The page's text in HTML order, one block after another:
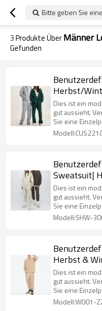
Bitte geben Sie
3Produkte ÜberMänner
Gefunden
Herbst/
lässiger
Strickjacke
Dies ist ein
gut aussieht.
Sie eine
Sweatsuit|
Pure Color
lässiger
Dies ist ein
gut aussieht.
Sie eine
Modell:SHW-
Herbst &
lockerer
| Sweatsuit
Dies ist ein
gut aussieht.
Sie eine
Modell:W001-